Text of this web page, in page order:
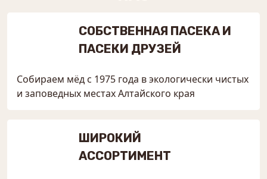
СОБСТВЕННАЯ ПАСЕКА И
ПАСЕКИ ДРУЗЕЙ
Собираем мёд с 1975 года в экологически чистых
и заповедных местах Алтайского края
ШИРОКИЙ
АССОРТИМЕНТ